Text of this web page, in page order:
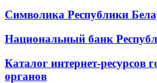
Символика Республики
Национальный банк
Каталог интернет-ресурсов
органов